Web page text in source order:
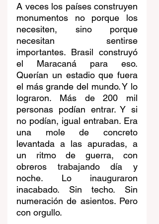
A veces los países construyen
monumentos no porque los
necesiten, sino porque
necesitan sentirse
importantes. Brasil construyó
el Maracaná para eso.
Querían un estadio que fuera
el más grande del mundo. Y lo
lograron. Más de 200 mil
personas podían entrar. Y si
no podían, igual entraban. Era
una mole de concreto
levantada a las apuradas, a
un ritmo de guerra, con
obreros trabajando día y
noche. Lo inauguraron
inacabado. Sin techo. Sin
numeración de asientos. Pero
con orgullo.